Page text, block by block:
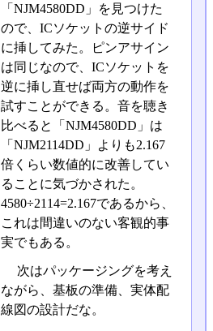
「NJM4580DD」を見つけた
ので、ICソケットの逆サイド
に挿してみた。ピンアサイン
は同じなので、ICソケットを
逆に挿し直せば両方の動作を
試すことができる。音を聴き
比べると「NJM4580DD」は
「NJM2114DD」よりも2.167
倍くらい数値的に改善してい
ることに気づかされた。
4580÷2114=2.167であるから、
これは間違いのない客観的事
実でもある。
次はパッケージングを考え
ながら、基板の準備、実体配
線図の設計だな。